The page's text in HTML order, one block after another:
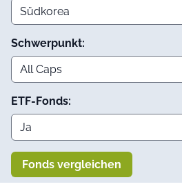
Schwerpunkt:
ETF-Fonds:
Fonds vergleichen